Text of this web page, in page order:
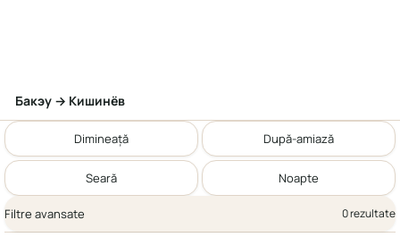
Бакэу → Кишинёв
Dimineață După-amiază
Seară Noapte
Filtre avansate 0 rezultate